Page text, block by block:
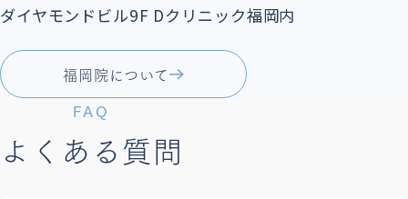
ダイヤモンドビル9F Dクリニック福岡内
福岡院について
FAQ
よくある質問